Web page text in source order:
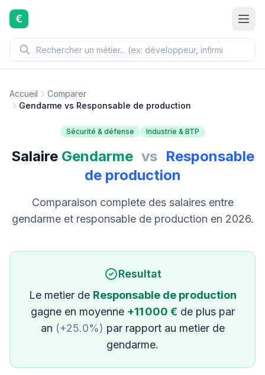
Aller au contenu principal
€
Accueil
Comparer
Gendarme vs Responsable de production
Sécurité & défense Industrie & BTP
Salaire Gendarme vs Responsable
de production
Comparaison complete des salaires entre
gendarme et responsable de production en 2026.
Resultat
Le metier de Responsable de production
gagne en moyenne +11 000 € de plus par
an (+25.0%) par rapport au metier de
gendarme.